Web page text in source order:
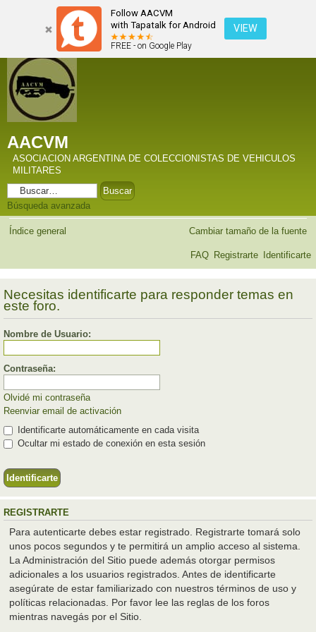
Follow AACVM
with Tapatalk for Android
FREE - on Google Play
VIEW
AACVM
ASOCIACION ARGENTINA DE COLECCIONISTAS DE VEHICULOS
MILITARES
Búsqueda avanzada
Índice general Cambiar tamaño de la fuente
FAQ Registrarte Identificarte
Necesitas identificarte para responder temas en
este foro.
Nombre de Usuario:
Contraseña:
Olvidé mi contraseña
Reenviar email de activación
Identificarte automáticamente en cada visita
Ocultar mi estado de conexión en esta sesión
REGISTRARTE
Para autenticarte debes estar registrado. Registrarte tomará solo
unos pocos segundos y te permitirá un amplio acceso al sistema.
La Administración del Sitio puede además otorgar permisos
adicionales a los usuarios registrados. Antes de identificarte
asegúrate de estar familiarizado con nuestros términos de uso y
políticas relacionadas. Por favor lee las reglas de los foros
mientras navegás por el Sitio.